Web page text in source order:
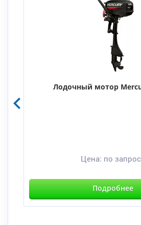
Лодочный мотор
Цена: по
Подробнее